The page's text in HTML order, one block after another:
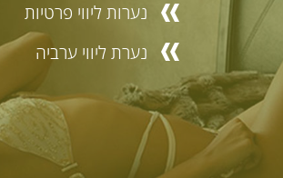
נערות ליווי פרטיות
נערת ליווי ערביה